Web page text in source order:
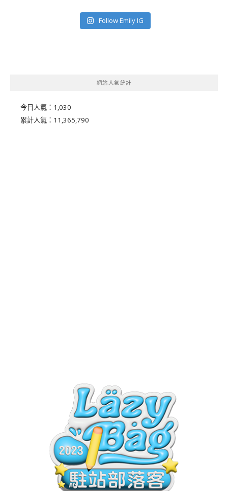
Follow Emily IG
網站人氣統計
今日人氣： 1,030
累計人氣： 11,365,790